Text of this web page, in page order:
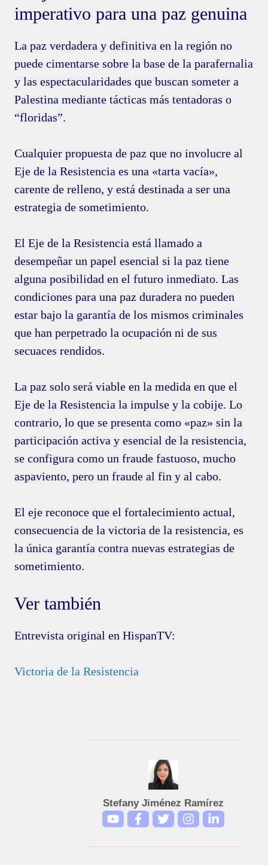
imperativo para una paz genuina
La paz verdadera y definitiva en la región no
puede cimentarse sobre la base de la parafernalia
y las espectacularidades que buscan someter a
Palestina mediante tácticas más tentadoras o
“floridas”.
Cualquier propuesta de paz que no involucre al
Eje de la Resistencia es una «tarta vacía»,
carente de relleno, y está destinada a ser una
estrategia de sometimiento.
El Eje de la Resistencia está llamado a
desempeñar un papel esencial si la paz tiene
alguna posibilidad en el futuro inmediato. Las
condiciones para una paz duradera no pueden
estar bajo la garantía de los mismos criminales
que han perpetrado la ocupación ni de sus
secuaces rendidos.
La paz solo será viable en la medida en que el
Eje de la Resistencia la impulse y la cobije. Lo
contrario, lo que se presenta como «paz» sin la
participación activa y esencial de la resistencia,
se configura como un fraude fastuoso, mucho
aspaviento, pero un fraude al fin y al cabo.
El eje reconoce que el fortalecimiento actual,
consecuencia de la victoria de la resistencia, es
la única garantía contra nuevas estrategias de
sometimiento.
Ver también
Entrevista original en HispanTV:
Victoria de la Resistencia
Stefany Jiménez Ramírez